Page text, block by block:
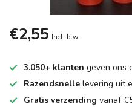
€2,55 Incl. btw
3.050+ klanten geven ons
Razendsnelle levering uit
Gratis verzending vanaf